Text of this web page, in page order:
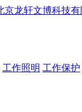
工作照明 工作保护